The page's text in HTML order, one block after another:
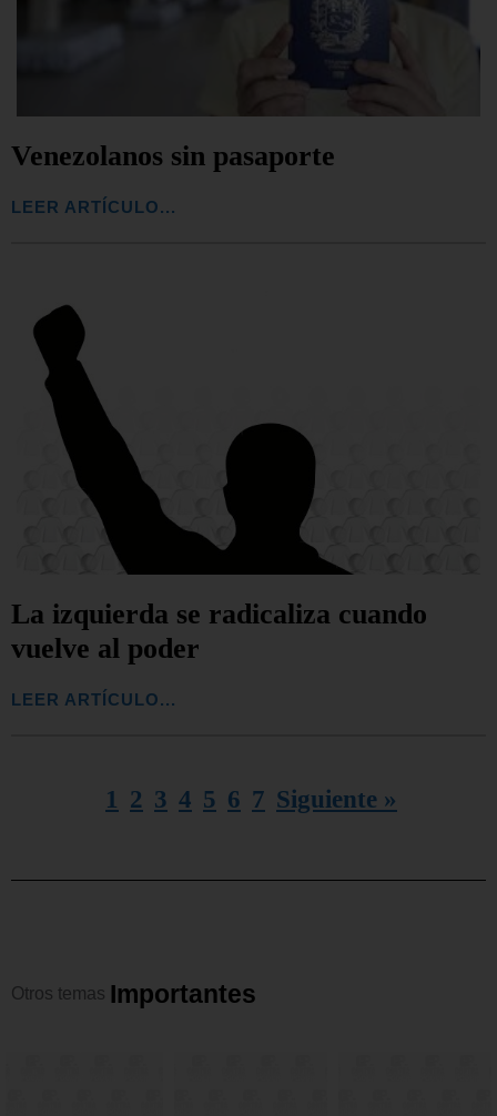
Venezolanos sin pasaporte
LEER ARTÍCULO...
La izquierda se radicaliza cuando
vuelve al poder
LEER ARTÍCULO...
1 2 3 4 5 6 7 Siguiente »
Otros temas Importantes